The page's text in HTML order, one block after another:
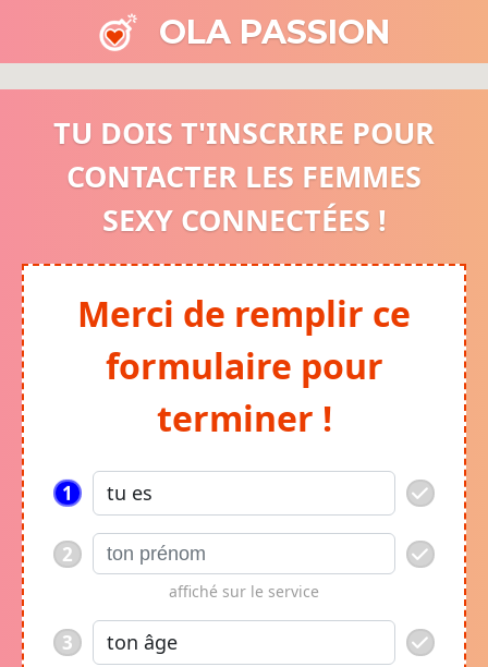
OLA PASSION
TU DOIS T'INSCRIRE POUR
CONTACTER LES FEMMES
SEXY CONNECTÉES !
Merci de remplir ce
formulaire pour
terminer !
1
2
affiché sur le service
3